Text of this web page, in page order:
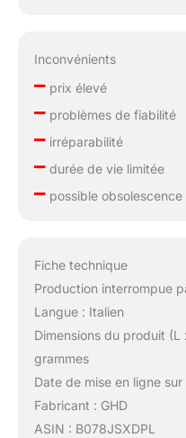
Inconvénients
–prix élevé
–problèmes de fiabilité
–irréparabilité
–durée de vie limitée
–possible obsolescence
Fiche technique
Production interrompue
Langue : Italien
Dimensions du produit
grammes
Date de mise en ligne
Fabricant : GHD
ASIN : B078JSXDPL